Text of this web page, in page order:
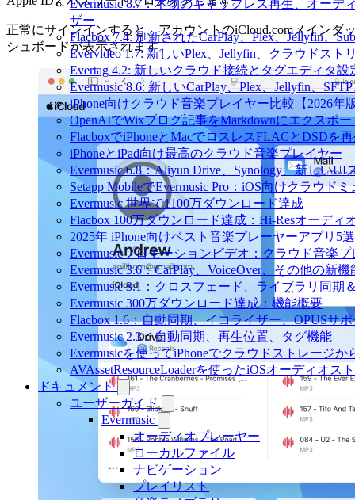
Evermusic 8.7：本物のギャップレス再生、オー
ザー
Flacbox 7.4: 刷新されたCarPlay、Plex、Jellyfin、
Evervideo 1.7: 新しいPlex、Jellyfin、クラウドス
Evertag 4.2: 新しいクラウド接続とタグエディタ設
Evermusic 8.6: 新しいCarPlay、Plex、Jellyfin、
iPhone向けクラウド音楽プレイヤー比較【2026年
OpenAIでWixブログ記事をMarkdownにエクスポー
FlacboxでiPhoneとMacでロスレスFLACとDSDを
iPhoneとiPad向け最高のクラウド音楽プレイヤー
Evermusic 6.8：Aliyun Drive、Synology、新しいUI
Setapp MobileでEvermusic Pro：iOS向けクラウド
Evermusic 世界で1100万ダウンロード達成
Flacbox 100万ダウンロード達成：Hi-Resオーディ
2025年 iPhone向けベスト音楽プレーヤーアプリ5選
Evermusicプロモーションビデオ：クラウド音楽
Evermusic 3.6：CarPlay、VoiceOver、その他の新機
Evermusic 3.1：クロスフェード、ライブラリ同期
Evermusic 300万ダウンロード達成：機能概要
Flacbox 1.6：自動同期、イコライザー、OPUSサ
Evermusic 2.3：自動同期、再生位置、タグ機能
Evermusicを使ってiPhoneでクラウドストレージ
AVAssetResourceLoaderを使ったiOSオーディオス
ドキュメント
ユーザーガイド
Evermusic
オーディオプレーヤー
ローカルファイル
ナビゲーション
プレイリスト
正常にサインインすると、アカウントのiCloud.comメインダ
シュボードが表示されます。